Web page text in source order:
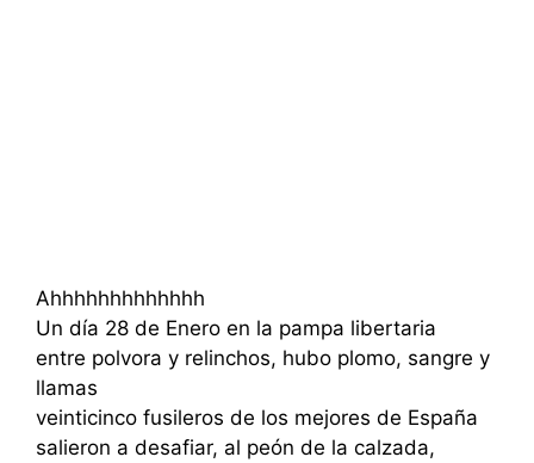
Ahhhhhhhhhhhhh
Un día 28 de Enero en la pampa libertaria
entre polvora y relinchos, hubo plomo, sangre y
llamas
veinticinco fusileros de los mejores de España
salieron a desafiar, al peón de la calzada,